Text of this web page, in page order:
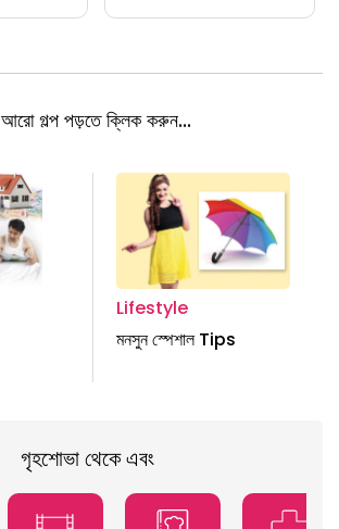
আরো গল্প পড়তে ক্লিক করুন...
Lifestyle
মনসুন স্পেশাল Tips
গৃহশোভা থেকে এবং